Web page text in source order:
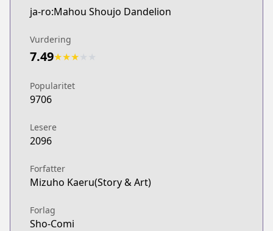
ja-ro:Mahou Shoujo Dandelion
Vurdering
7.49★★★
Popularitet
9706
Lesere
2096
Forfatter
Mizuho Kaeru(Story & Art)
Forlag
Sho-Comi